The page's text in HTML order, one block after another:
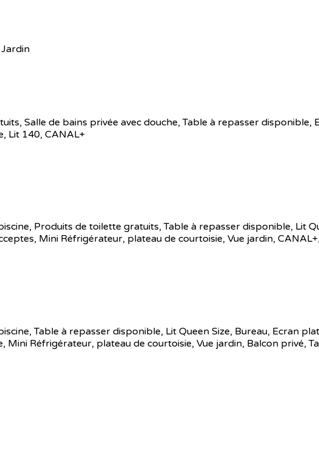
Salle de bains privée avec douche, Table à repasser disponible,
Lit 140, CANAL+
Produits de toilette gratuits, Table à repasser disponible, Lit
Mini Réfrigérateur, plateau de courtoisie, Vue jardin,
Table à repasser disponible, Lit Queen Size, Bureau, Ecran
Mini Réfrigérateur, plateau de courtoisie, Vue jardin, Balcon privé,